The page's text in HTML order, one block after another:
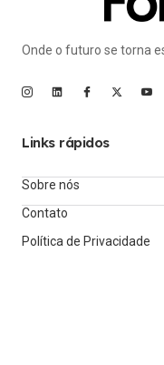
Onde o futuro se torna
Links rápidos
Sobre nós
Contato
Política de Privacidade